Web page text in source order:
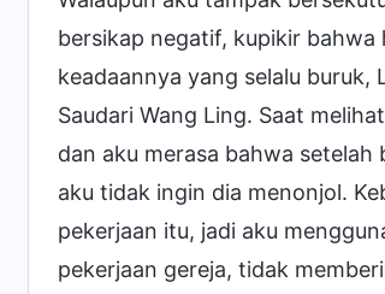
bersikap negatif, kupikir bahwa
keadaannya yang selalu buruk,
Saudari Wang Ling. Saat
dan aku merasa bahwa
aku tidak ingin dia menonjol.
pekerjaan itu, jadi aku
pekerjaan gereja, tidak